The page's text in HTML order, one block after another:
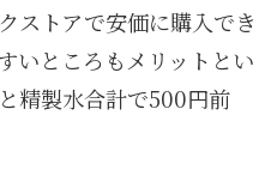
ストアで安価に購入でき
いところもメリットとい
精製水合計で500円前